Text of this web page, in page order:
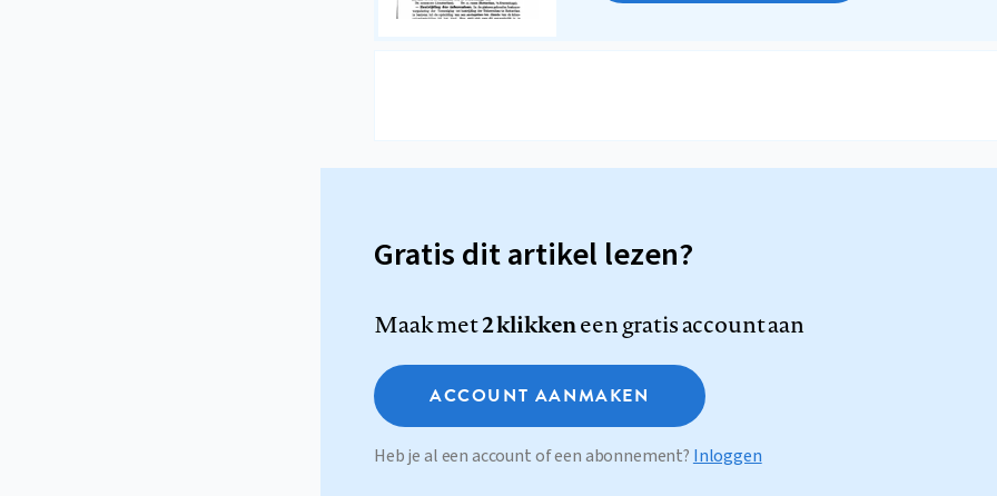
Gratis dit artikel lezen?
Maak met2 klikkeneen gratis account aan
ACCOUNT AANMAKEN
Heb je al een account of een abonnement? Inloggen